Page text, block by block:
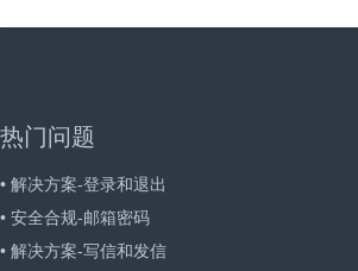
热门问题
• 解决方案-登录和退出
• 安全合规-邮箱密码
• 解决方案-写信和发信